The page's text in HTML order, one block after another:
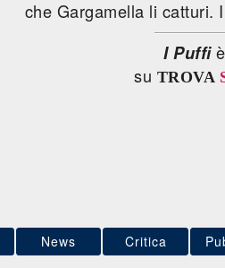
che Gargamella li catturi.
I Puffi
su TROVA
News Critica